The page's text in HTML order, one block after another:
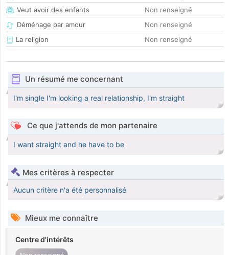
Veut avoir des enfants
Non renseigné
Déménage par amour
Non renseigné
La religion
Non renseigné
Un résumé me concernant
I'm single I'm looking a real relationship, I'm straight
Ce que j'attends de mon partenaire
I want straight and he have to be
Mes critères à respecter
Aucun critère n'a été personnalisé
Mieux me connaître
Centre d'intérêts